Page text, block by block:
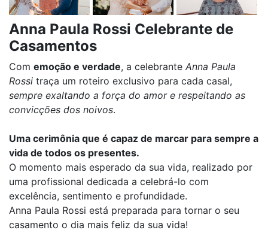
Anna Paula Rossi Celebrante de
Casamentos
Com emoção e verdade, a celebrante Anna Paula
Rossi traça um roteiro exclusivo para cada casal,
sempre exaltando a força do amor e respeitando as
convicções dos noivos.
Uma cerimônia que é capaz de marcar para sempre a
vida de todos os presentes.
O momento mais esperado da sua vida, realizado por
uma profissional dedicada a celebrá-lo com
excelência, sentimento e profundidade.
Anna Paula Rossi está preparada para tornar o seu
casamento o dia mais feliz da sua vida!